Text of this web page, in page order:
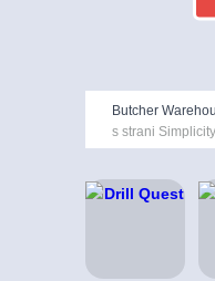
Butcher
s strani